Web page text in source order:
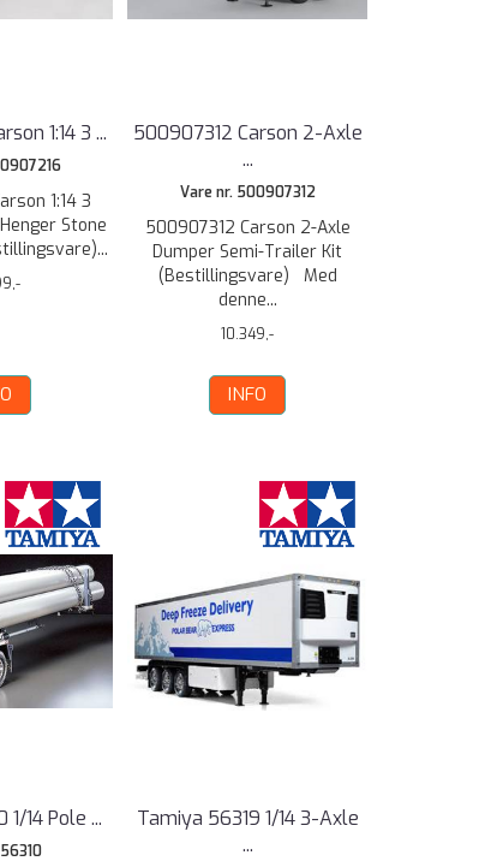
1:14 3 ...
1:14 3
Stone
500907312 Carson 2-Axle
...
Vare nr. 500907312
500907312 Carson 2-Axle
Dumper Semi-Trailer Kit
(Bestillingsvare) Med
denne...
10.349,-
INFO
14 Pole ...
Tamiya 56319 1/14 3-Axle
...